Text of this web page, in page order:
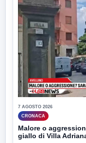
7 AGOSTO 2026
CRONACA
Malore o
giallo di Villa